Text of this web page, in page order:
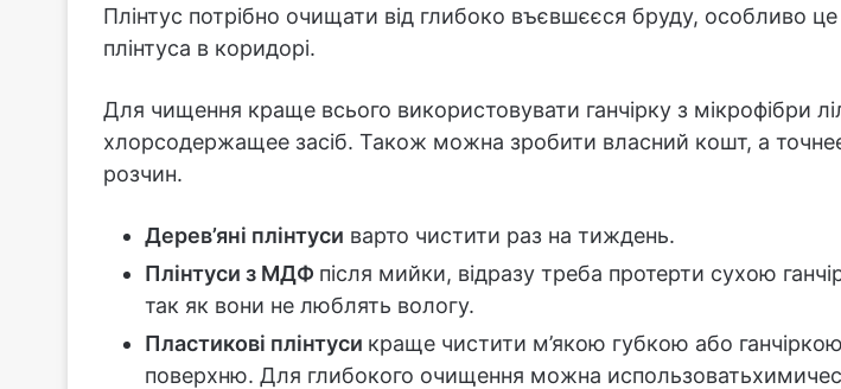
Плінтус потрібно очищати від глибоко въєвшєєся бруду, особливо
плінтуса в коридорі.
Для чищення краще всього використовувати ганчірку з мікрофібри
хлорсодержащее засіб. Також можна зробити власний кошт, а
розчин.
Дерев’яні плінтуси варто чистити раз на тиждень.
Плінтуси з МДФ після мийки, відразу треба протерти сухою
так як вони не люблять вологу.
Пластикові плінтуси краще чистити м’якою губкою або
поверхню. Для глибокого очищення можна